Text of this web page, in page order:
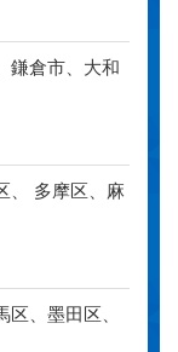
鎌倉市、大和
、 多摩区、麻
、墨田区、